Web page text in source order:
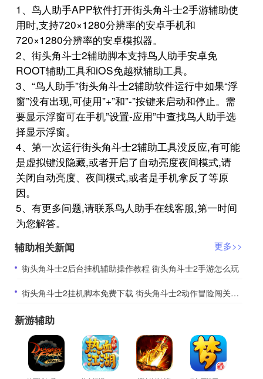
1、鸟人助手APP软件打开街头角斗士2手游辅助使
用时,支持720×1280分辨率的安卓手机和
720×1280分辨率的安卓模拟器。
2、街头角斗士2辅助脚本支持鸟人助手安卓免
ROOT辅助工具和iOS免越狱辅助工具。
3、“鸟人助手”街头角斗士2辅助软件运行中如果“浮
窗”没有出现,可使用”+”和”-”按键来启动和停止。需
要显示浮窗可在手机”设置-应用”中查找鸟人助手选
择显示浮窗。
4、第一次运行街头角斗士2辅助工具没反应,有可能
是虚拟键没隐藏,或者开启了自动亮度夜间模式,请
关闭自动亮度、夜间模式,或者是手机拿反了等原
因。
5、有更多问题,请联系鸟人助手在线客服,第一时间
为您解答。
辅助相关新闻
更多>>
​街头角斗士2后台挂机辅助操作教程 街头角斗士2手游怎么玩
​街头角斗士2挂机脚本免费下载 街头角斗士2动作冒险闯关游戏
新游辅助